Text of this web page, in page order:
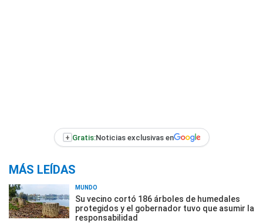
+ Gratis:Noticias exclusivas en
MÁS LEÍDAS
MUNDO
Su vecino cortó 186 árboles de humedales
protegidos y el gobernador tuvo que asumir la
responsabilidad